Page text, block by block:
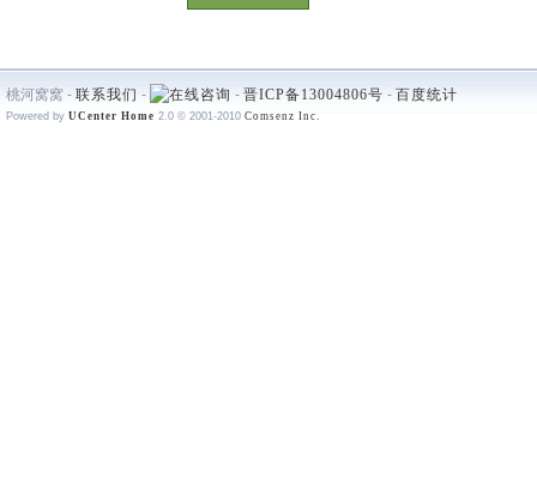
桃河窝窝 - 联系我们 - - 晋ICP备13004806号 - 百度统计
Powered by UCenter Home 2.0 © 2001-2010 Comsenz Inc.